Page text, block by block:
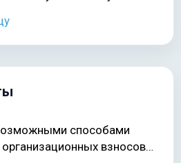
формат файла,
изображения или видео,
способами
взносов.